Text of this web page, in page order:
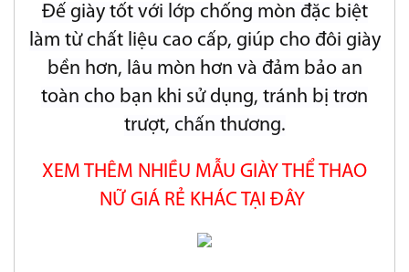
Đế giày tốt với lớp chống mòn đặc biệt
làm từ chất liệu cao cấp, giúp cho đôi giày
bền hơn, lâu mòn hơn và đảm bảo an
toàn cho bạn khi sử dụng, tránh bị trơn
trượt, chấn thương.
XEM THÊM NHIỀU MẪU GIÀY THỂ THAO
NỮ GIÁ RẺ KHÁC TẠI ĐÂY